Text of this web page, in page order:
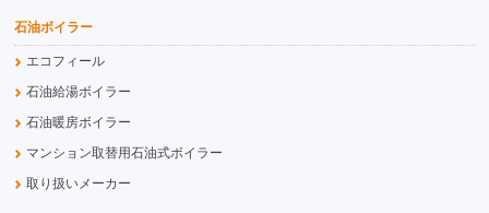
石油ボイラー
エコフィール
石油給湯ボイラー
石油暖房ボイラー
マンション取替用石油式ボイラー
取り扱いメーカー